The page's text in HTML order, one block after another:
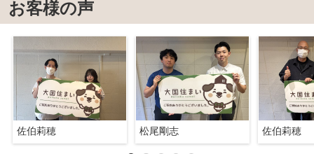
お客様の声
佐伯莉穂 松尾剛志 佐伯莉穂